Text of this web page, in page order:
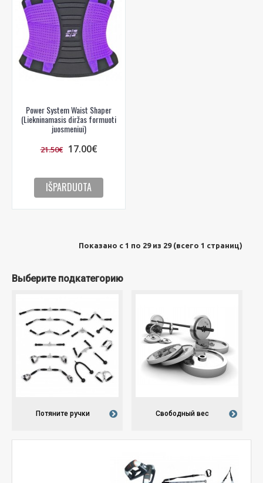
Power System Waist Shaper
(Liekninamasis diržas formuoti
juosmeniui)
21.50€ 17.00€
IŠPARDUOTA
Показано с 1 по 29 из 29 (всего 1 страниц)
Выберите подкатегорию
Потяните ручки Свободный вес